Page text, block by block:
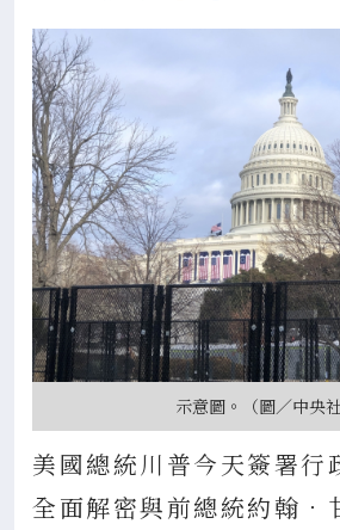
示意圖。（圖／中央社
美國總統川普今天簽署行
全面解密與前總統約翰．